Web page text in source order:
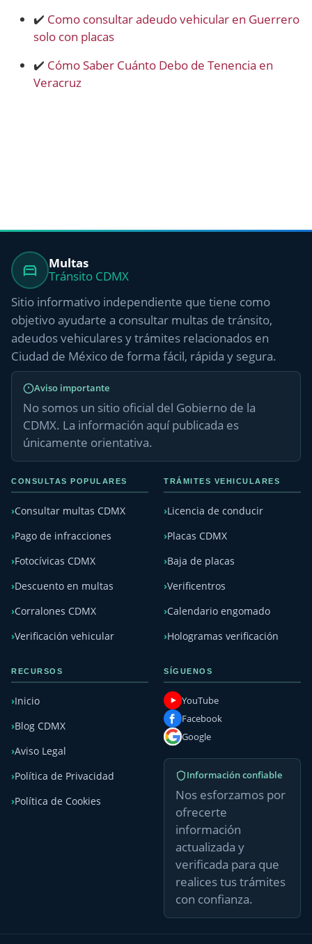
✔️ Como consultar adeudo vehicular en Guerrero
solo con placas
✔️ Cómo Saber Cuánto Debo de Tenencia en
Veracruz
Multas
Tránsito CDMX
Sitio informativo independiente que tiene como
objetivo ayudarte a consultar multas de tránsito,
adeudos vehiculares y trámites relacionados en
Ciudad de México de forma fácil, rápida y segura.
Aviso importante
No somos un sitio oficial del Gobierno de la
CDMX. La información aquí publicada es
únicamente orientativa.
CONSULTAS POPULARES
Consultar multas CDMX
Pago de infracciones
Fotocívicas CDMX
Descuento en multas
Corralones CDMX
Verificación vehicular
TRÁMITES VEHICULARES
Licencia de conducir
Placas CDMX
Baja de placas
Verificentros
Calendario engomado
Hologramas verificación
RECURSOS
Inicio
Blog CDMX
Aviso Legal
Política de Privacidad
Política de Cookies
SÍGUENOS
YouTube
Facebook
Google
Información confiable
Nos esforzamos por
ofrecerte
información
actualizada y
verificada para que
realices tus trámites
con confianza.